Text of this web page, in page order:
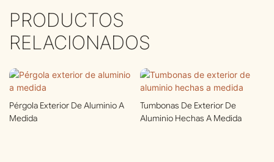
PRODUCTOS
RELACIONADOS
Pérgola Exterior De Aluminio A
Medida
Tumbonas De Exterior De
Aluminio Hechas A Medida